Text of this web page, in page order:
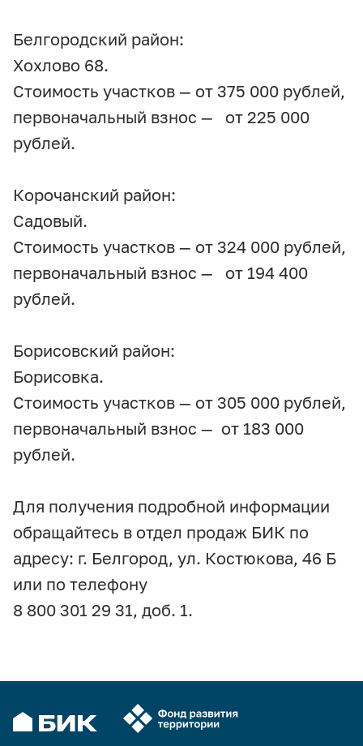
Белгородский район:
Хохлово 68.
Стоимость участков — от 375 000 рублей,
первоначальный взнос — от 225 000
рублей.
Корочанский район:
Садовый.
Стоимость участков — от 324 000 рублей,
первоначальный взнос — от 194 400
рублей.
Борисовский район:
Борисовка.
Стоимость участков — от 305 000 рублей,
первоначальный взнос — от 183 000
рублей.
Для получения подробной информации
обращайтесь в отдел продаж БИК по
адресу: г. Белгород, ул. Костюкова, 46 Б
или по телефону
8 800 301 29 31, доб. 1.